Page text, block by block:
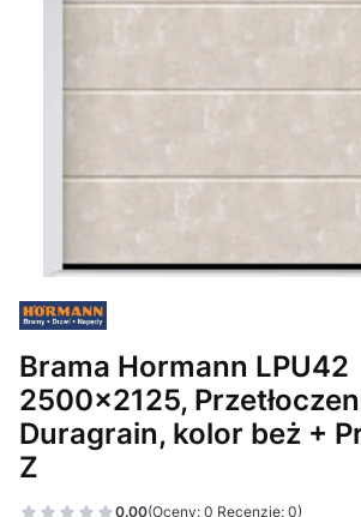
Brama Hormann LPU42
2500x2125,
Duragrain, kolor beż +
Z
0.00(Oceny: 0 Recenzje: 0)